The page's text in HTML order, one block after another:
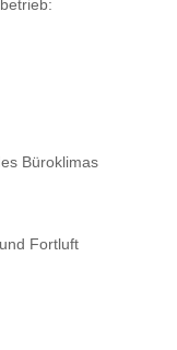
Büroklimas
Fortluft